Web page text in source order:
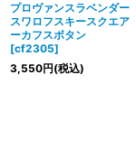
プロヴァンスラベンダー
スワロフスキースクエア
ーカフスボタン
[cf2305]
3,550円(税込)